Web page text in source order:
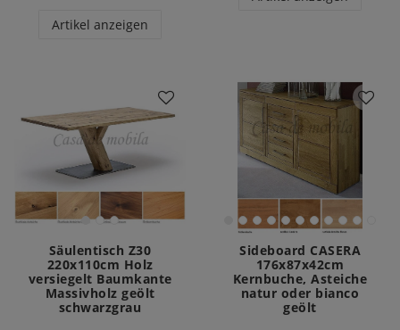
Artikel anzeigen
Säulentisch Z30
220x110cm Holz
versiegelt Baumkante
Massivholz geölt
schwarzgrau
Sideboard CASERA
176x87x42cm
Kernbuche, Asteiche
natur oder bianco
geölt